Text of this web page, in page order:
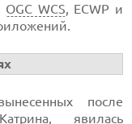
OGC WCS, ECWP и
после
, явилась